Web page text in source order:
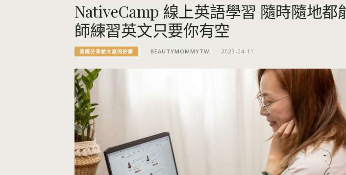
NativeCamp 線上英語學習 隨時隨地都
師練習英文只要你有空
美媽分享給大家的好康 BEAUTYMOMMYTW 2023-04-11